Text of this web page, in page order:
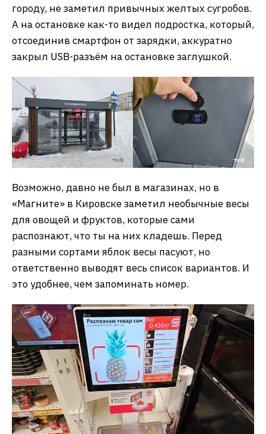
городу, не заметил привычных желтых сугробов.
А на остановке как-то видел подростка, который,
отсоединив смартфон от зарядки, аккуратно
закрыл USB-разъём на остановке заглушкой.
Возможно, давно не был в магазинах, но в
«Магните» в Кировске заметил необычные весы
для овощей и фруктов, которые сами
распознают, что ты на них кладешь. Перед
разными сортами яблок весы пасуют, но
ответственно выводят весь список вариантов. И
это удобнее, чем запоминать номер.